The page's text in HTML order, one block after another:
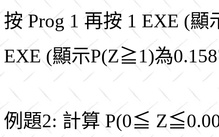
按 Prog 1 再按 1 EXE (
EXE (顯示P(Z≧1)為
例題2: 計算 P(0≦